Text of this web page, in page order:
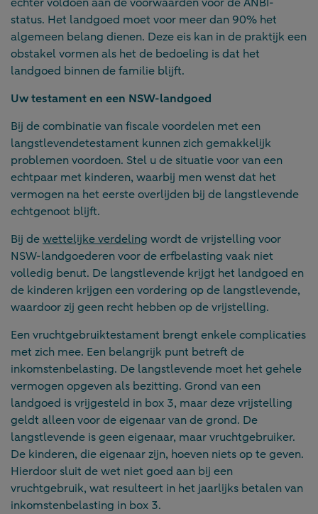
status. Het landgoed moet voor meer dan 90% het
algemeen belang dienen. Deze eis kan in de praktijk een
obstakel vormen als het de bedoeling is dat het
landgoed binnen de familie blijft.
Uw testament en een NSW-landgoed
Bij de combinatie van fiscale voordelen met een
langstlevendetestament kunnen zich gemakkelijk
problemen voordoen. Stel u de situatie voor van een
echtpaar met kinderen, waarbij men wenst dat het
vermogen na het eerste overlijden bij de langstlevende
echtgenoot blijft.
Bij dewettelijke verdeling wordt de vrijstelling voor
NSW-landgoederen voor de erfbelasting vaak niet
volledig benut. De langstlevende krijgt het landgoed en
de kinderen krijgen een vordering op de langstlevende,
waardoor zij geen recht hebben op de vrijstelling.
Een vruchtgebruiktestament brengt enkele complicaties
met zich mee. Een belangrijk punt betreft de
inkomstenbelasting. De langstlevende moet het gehele
vermogen opgeven als bezitting. Grond van een
landgoed is vrijgesteld in box 3, maar deze vrijstelling
geldt alleen voor de eigenaar van de grond. De
langstlevende is geen eigenaar, maar vruchtgebruiker.
De kinderen, die eigenaar zijn, hoeven niets op te geven.
Hierdoor sluit de wet niet goed aan bij een
vruchtgebruik, wat resulteert in het jaarlijks betalen van
inkomstenbelasting in box 3.